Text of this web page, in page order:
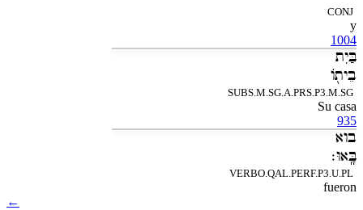
CONJ
y
1004
בַּיִת
בֵיתֹ֖ו
SUBS.M.SG.A.PRS.P3.M.SG
Su casa
935
בוא
בָּֽאוּ׃
VERBO.QAL.PERF.P3.U.PL
fueron
←